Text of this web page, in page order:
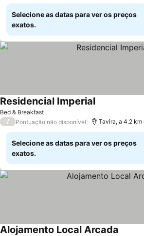
Selecione as datas para ver os preços
exatos.
Bed & Breakfast
Residencial ImperialVer preços
/ Pontuação não disponível Tavira, a 4.2 km
Selecione as datas para ver os preços
exatos.
Alojamento Local Arcada